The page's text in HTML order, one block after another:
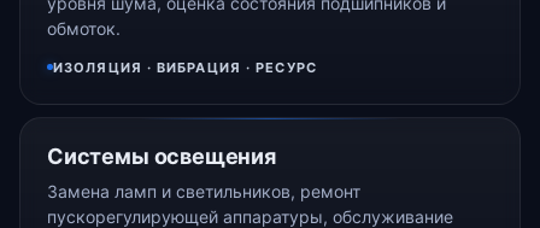
обмоток.
ИЗОЛЯЦИЯ · ВИБРАЦИЯ · РЕСУРС
Системы освещения
Замена ламп и светильников, ремонт
пускорегулирующей аппаратуры, обслуживание